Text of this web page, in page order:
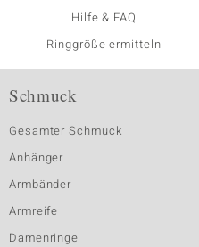
Hilfe & FAQ
Ringgröße ermitteln
Schmuck
Gesamter Schmuck
Anhänger
Armbänder
Armreife
Damenringe